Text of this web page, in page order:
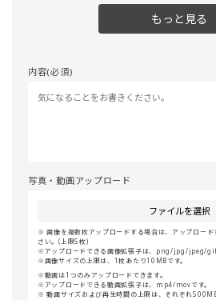
もっと見る
内容(必須)
写真・動画アップロード
ファイルを選択
画像を複数枚アップロードする場合は、アップロー
さい。(上限5枚)
アップロードできる画像拡張子は、png/jpg/jpeg/gif(
画像サイズの上限は、1枚あたり10MBです。
動画は1つのみアップロードできます。
アップロードできる動画拡張子は、mp4/movです。
動画サイズおよび再生時間の上限は、それぞれ